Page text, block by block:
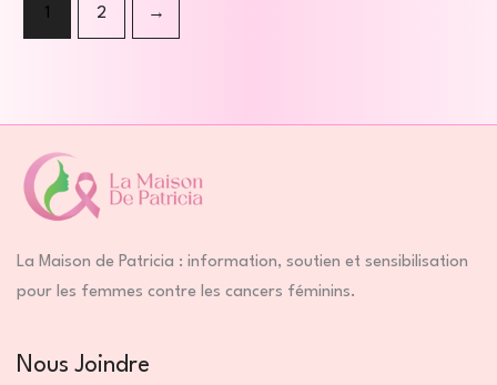
1 2 →
La Maison de Patricia : information, soutien et sensibilisation
pour les femmes contre les cancers féminins.
Nous Joindre